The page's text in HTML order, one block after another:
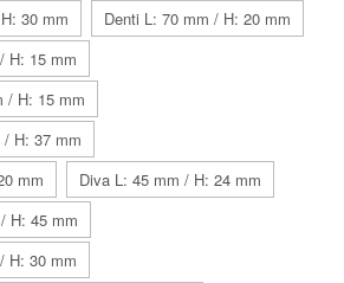
30 mm
Denti L: 70 mm / H: 20 mm
H: 15 mm
/ H: 15 mm
H: 37 mm
mm
Diva L: 45 mm / H: 24 mm
H: 45 mm
H: 30 mm